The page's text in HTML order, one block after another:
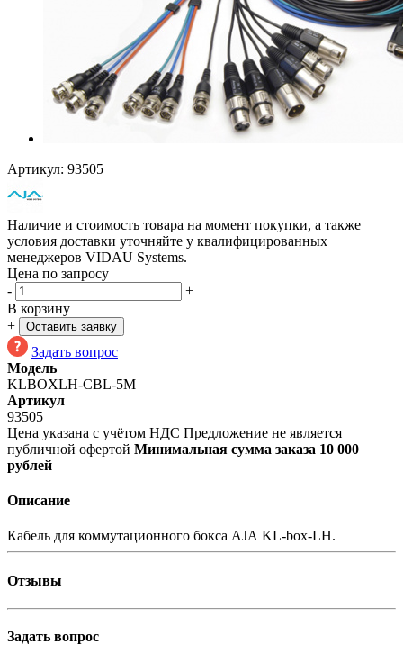
Артикул: 93505
Наличие и стоимость товара на момент покупки, а также
условия доставки уточняйте у квалифицированных
менеджеров VIDAU Systems.
Цена по запросу
-
+
В корзину
+
Оставить заявку
Задать вопрос
Модель
KLBOXLH-CBL-5M
Артикул
93505
Цена указана с учётом НДС Предложение не является
публичной офертой Минимальная сумма заказа 10 000
рублей
Описание
Кабель для коммутационного бокса AJA KL-box-LH.
Отзывы
Задать вопрос